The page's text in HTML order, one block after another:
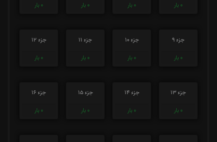
0 بار
0 بار
0 بار
0 بار
جزء 9
0 بار
جزء 10
0 بار
جزء 11
0 بار
جزء 12
0 بار
جزء 13
0 بار
جزء 14
0 بار
جزء 15
0 بار
جزء 16
0 بار